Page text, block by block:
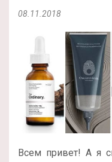
08.11.2018
Всем привет! А я